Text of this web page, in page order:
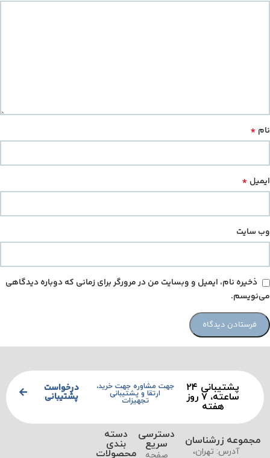
نام *
ایمیل *
وب‌ سایت
ذخیره نام، ایمیل و وبسایت من در مرورگر برای زمانی که دوباره دیدگاهی
می‌نویسم.
پشتیبانی ۲۴
ساعته، ۷ روز
هفته
جهت مشاوره جهت خرید،
ارتقا و پشتیبانی
تجهیزات
درخواست
پشتیبانی
مجموعه زرشناسان
آدرس: تهران،
دسترسی
سریع
صفحه
دسته
بندی
محصولات